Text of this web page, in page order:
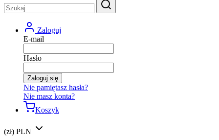
Zaloguj
E-mail
Hasło
Zaloguj się
Nie pamiętasz hasła?
Nie masz konta?
Koszyk
(zł) PLN